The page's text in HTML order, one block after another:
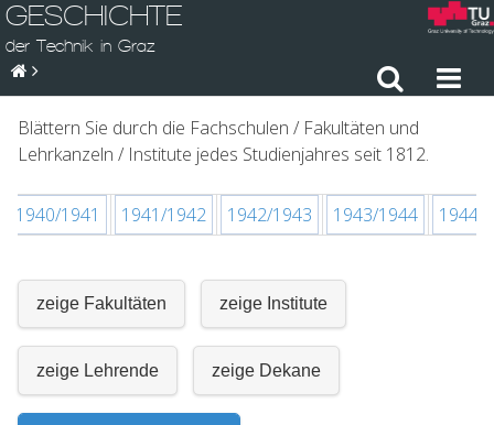
GESCHICHTE
der Technik in Graz
Blättern Sie durch die Fachschulen / Fakultäten und
Lehrkanzeln / Institute jedes Studienjahres seit 1812.
1940/1941 1941/1942 1942/1943 1943/1944 1944/
zeige Fakultäten zeige Institute
zeige Lehrende zeige Dekane